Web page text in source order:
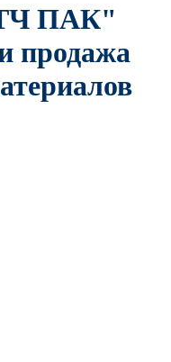
ПАК"
продажа